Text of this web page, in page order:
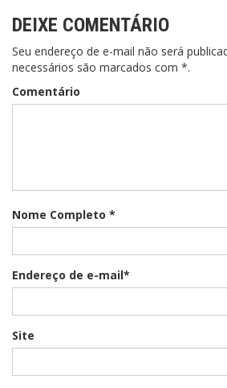
DEIXE COMENTÁRIO
Seu endereço de e-mail não será
necessários são marcados com *.
Comentário
Nome Completo *
Endereço de e-mail*
Site